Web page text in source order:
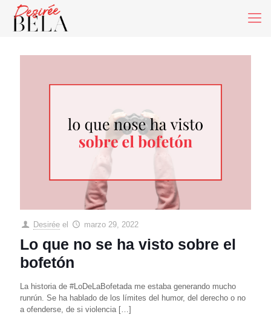
Desirée el marzo 29, 2022
Lo que no se ha visto sobre el
bofetón
La historia de #LoDeLaBofetada me estaba generando mucho
runrún. Se ha hablado de los límites del humor, del derecho o no
a ofenderse, de si violencia […]